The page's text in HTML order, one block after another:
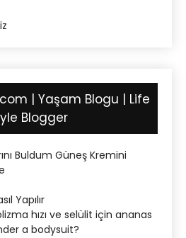
| Yaşam Blogu | Life
Blogger
Buldum Güneş Kremini
Yapılır
hızı ve selülit için ananas
a bodysuit?